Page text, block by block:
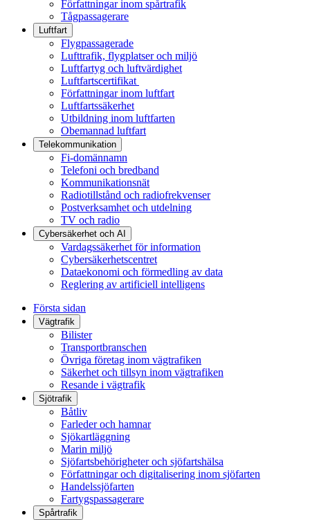
Författningar inom spårtrafik
Tågpassagerare
Luftfart
Flygpassagerade
Lufttrafik, flygplatser och miljö
Luftfartyg och luftvärdighet
Luftfartscertifikat
Författningar inom luftfart
Luftfartssäkerhet
Utbildning inom luftfarten
Obemannad luftfart
Telekommunikation
Fi-domännamn
Telefoni och bredband
Kommunikationsnät
Radiotillstånd och radiofrekvenser
Postverksamhet och utdelning
TV och radio
Cybersäkerhet och AI
Vardagssäkerhet för information
Cybersäkerhetscentret
Dataekonomi och förmedling av data
Reglering av artificiell intelligens
Första sidan
Vägtrafik
Bilister
Transportbranschen
Övriga företag inom vägtrafiken
Säkerhet och tillsyn inom vägtrafiken
Resande i vägtrafik
Sjötrafik
Båtliv
Farleder och hamnar
Sjökartläggning
Marin miljö
Sjöfartsbehörigheter och sjöfartshälsa
Författningar och digitalisering inom sjöfarten
Handelssjöfarten
Fartygspassagerare
Spårtrafik